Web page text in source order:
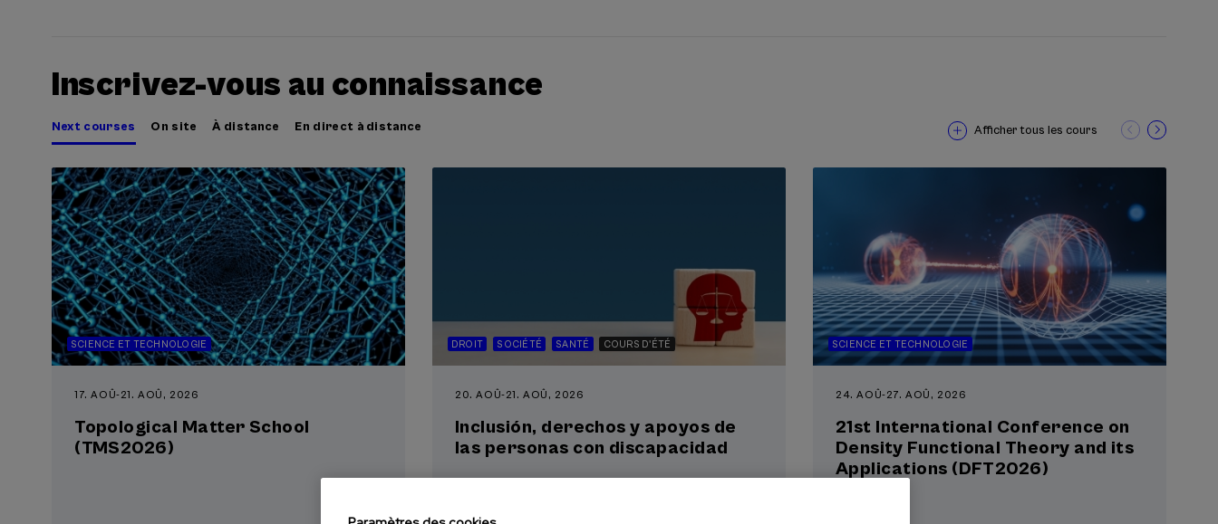
Inscrivez-vous au connaissance
Next courses On site À distance En direct à distance Afficher tous les cours
SCIENCE ET TECHNOLOGIE
17. AOÛ-21. AOÛ, 2026
Topological Matter School
(TMS2026)
DROIT SOCIÉTÉ SANTÉ COURS D'ÉTÉ
20. AOÛ-21. AOÛ, 2026
Inclusión, derechos y apoyos de
las personas con discapacidad
SCIENCE ET TECHNOLOGIE
24. AOÛ-27. AOÛ, 2026
21st International Conference on
Density Functional Theory and its
Applications (DFT2026)